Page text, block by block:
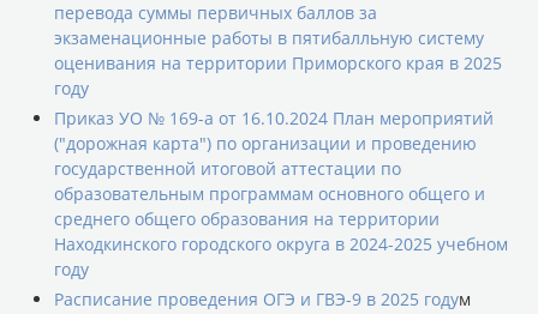
перевода суммы первичных баллов за
экзаменационные работы в пятибалльную систему
оценивания на территории Приморского края в 2025
году
Приказ УО № 169-а от 16.10.2024 План мероприятий
("дорожная карта") по организации и проведению
государственной итоговой аттестации по
образовательным программам основного общего и
среднего общего образования на территории
Находкинского городского округа в 2024-2025 учебном
году
Расписание проведения ОГЭ и ГВЭ-9 в 2025 годум